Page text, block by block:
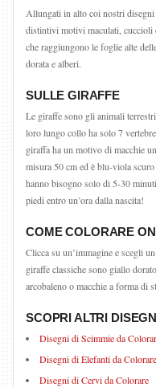
Allungati in alto coi nostri
distintivi motivi maculati, cuccioli
che raggiungono le foglie alte
dorata e alberi.
SULLE GIRAFFE
Le giraffe sono gli animali
loro lungo collo ha solo 7
giraffa ha un motivo di macchie
misura 50 cm ed è blu-viola
hanno bisogno solo di 5-30
piedi entro un’ora dalla nascita!
COME COLORARE
Clicca su un’immagine e scegli
giraffe classiche sono giallo
arcobaleno o macchie a forma di
SCOPRI ALTRI
Disegni di Scimmie da
Disegni di Elefanti da Colorare
Disegni di Cervi da Colorare